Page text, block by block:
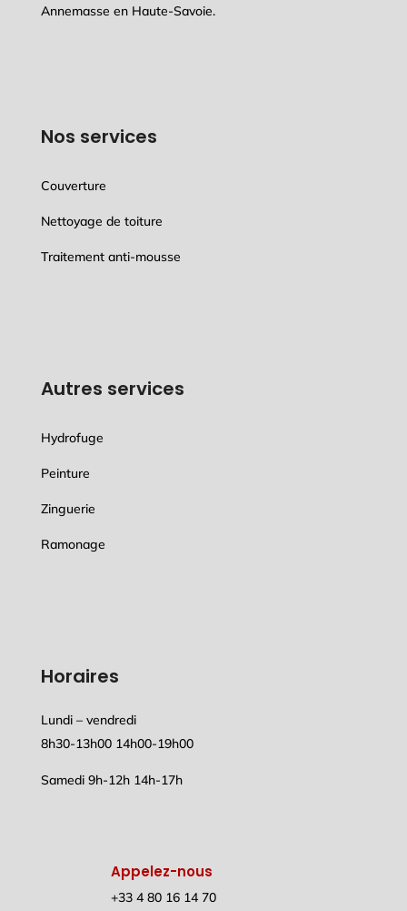
Annemasse en Haute-Savoie.
Nos services
Couverture
Nettoyage de toiture
Traitement anti-mousse
Autres services
Hydrofuge
Peinture
Zinguerie
Ramonage
Horaires
Lundi – vendredi
8h30-13h00 14h00-19h00
Samedi 9h-12h 14h-17h
Appelez-nous
+33 4 80 16 14 70